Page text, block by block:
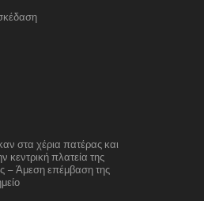
στα χέρια πατέρας και
κεντρική πλατεία της
– Άμεση επέμβαση της